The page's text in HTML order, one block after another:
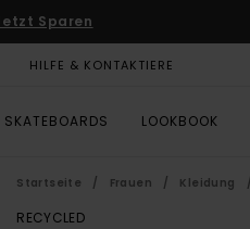
Sparen
HILFE & KONTAKTIERE
SKATEBOARDS LOOKBOOK
Startseite Frauen Kleidung
RECYCLED